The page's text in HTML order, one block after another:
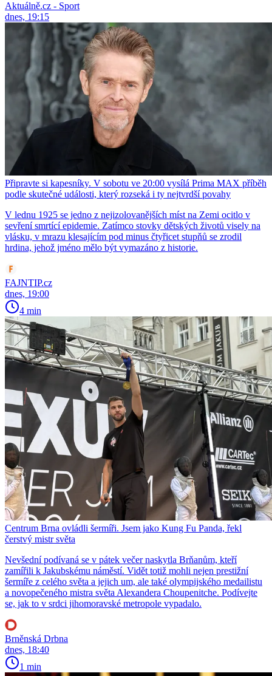
Aktuálně.cz - Sport
dnes, 19:15
Připravte si kapesníky. V sobotu ve 20:00 vysílá Prima MAX příběh
podle skutečné události, který rozseká i ty nejtvrdší povahy
V lednu 1925 se jedno z nejizolovanějších míst na Zemi ocitlo v
sevření smrtící epidemie. Zatímco stovky dětských životů visely na
vlásku, v mrazu klesajícím pod minus čtyřicet stupňů se zrodil
hrdina, jehož jméno mělo být vymazáno z historie.
FAJNTIP.cz
dnes, 19:00
4 min
Centrum Brna ovládli šermíři. Jsem jako Kung Fu Panda, řekl
čerstvý mistr světa
Nevšední podívaná se v pátek večer naskytla Brňanům, kteří
zamířili k Jakubskému náměstí. Vidět totiž mohli nejen prestižní
šermíře z celého světa a jejich um, ale také olympijského medailistu
a novopečeného mistra světa Alexandera Choupenitche. Podívejte
se, jak to v srdci jihomoravské metropole vypadalo.
Brněnská Drbna
dnes, 18:40
1 min